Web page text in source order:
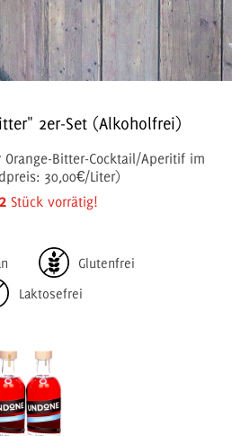
2er-Set (Alkoholfrei)
Bitter-Cocktail/Aperitif im
30,00€/Liter)
2 Stück vorrätig!
Glutenfrei
Laktosefrei